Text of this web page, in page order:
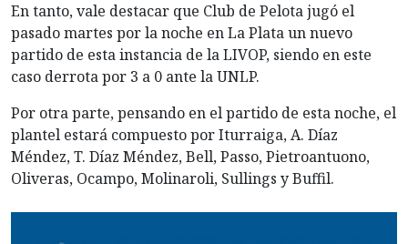
En tanto, vale destacar que Club de Pelota jugó el
pasado martes por la noche en La Plata un nuevo
partido de esta instancia de la LIVOP, siendo en este
caso derrota por 3 a 0 ante la UNLP.
Por otra parte, pensando en el partido de esta noche, el
plantel estará compuesto por Iturraiga, A. Díaz
Méndez, T. Díaz Méndez, Bell, Passo, Pietroantuono,
Oliveras, Ocampo, Molinaroli, Sullings y Buffil.